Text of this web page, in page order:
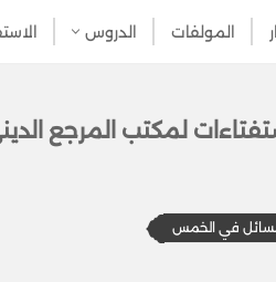
المولفات الدروس
ل​​مكتب المرج​ع
في الخمس